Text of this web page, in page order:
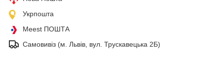
Укрпошта
Meest ПОШТА
Самовивіз (м. Львів, вул. Трускавецька 2Б)